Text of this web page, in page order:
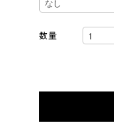
数量